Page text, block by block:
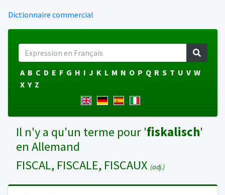
Dictionnaire commercial
A B C D E F G H I J K L M N O P Q R S T U V W
X Y Z
Il n'y a qu'un terme pour 'fiskalisch'
en Allemand
FISCAL, FISCALE, FISCAUX (adj.)